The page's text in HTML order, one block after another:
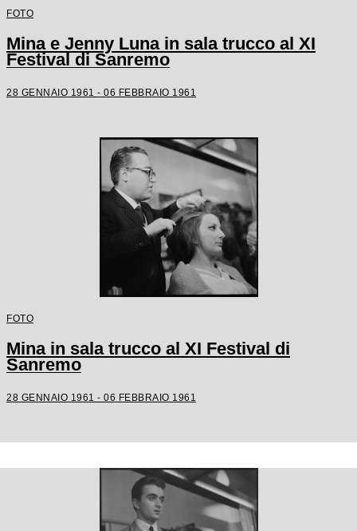
FOTO
Mina e Jenny Luna in sala trucco al XI
Festival di Sanremo
28 GENNAIO 1961 - 06 FEBBRAIO 1961
FOTO
Mina in sala trucco al XI Festival di
Sanremo
28 GENNAIO 1961 - 06 FEBBRAIO 1961